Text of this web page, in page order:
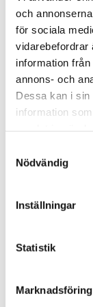
och
för sociala
vidarebefordrar
information
annons- och
Dessa kan i sin
information
Nödvändig
Inställningar
Statistik
Marknadsföring